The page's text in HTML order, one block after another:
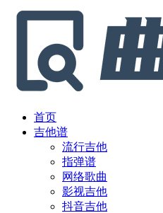
首页
吉他谱
流行吉他
指弹谱
网络歌曲
影视吉他
抖音吉他